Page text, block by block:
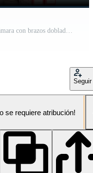
vídeo de colegas en pie en frente de cámara con brazos doblada Vídeo Pro
Seguir
se requiere atribución!